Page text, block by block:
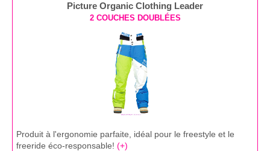
Picture Organic Clothing Leader
2 COUCHES DOUBLÉES
Produit à l'ergonomie parfaite, idéal pour le freestyle et le
freeride éco-responsable! (+)